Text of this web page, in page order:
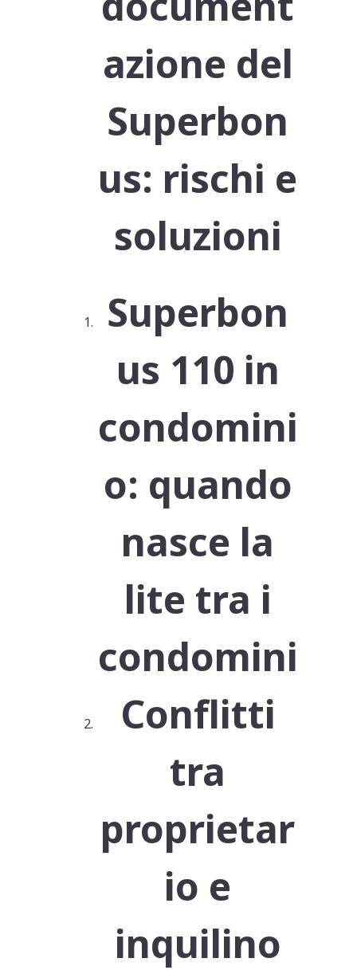
azione del
Superbon
us: rischi e
soluzioni
Superbon
us 110 in
condomini
o: quando
nasce la
lite tra i
condomini
Conflitti
tra
proprietar
io e
inquilino